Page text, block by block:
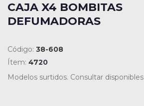
CAJA X4 BOMBITAS
DEFUMADORAS
Código: 38-608
Ítem: 4720
Modelos surtidos. Consultar disponibles